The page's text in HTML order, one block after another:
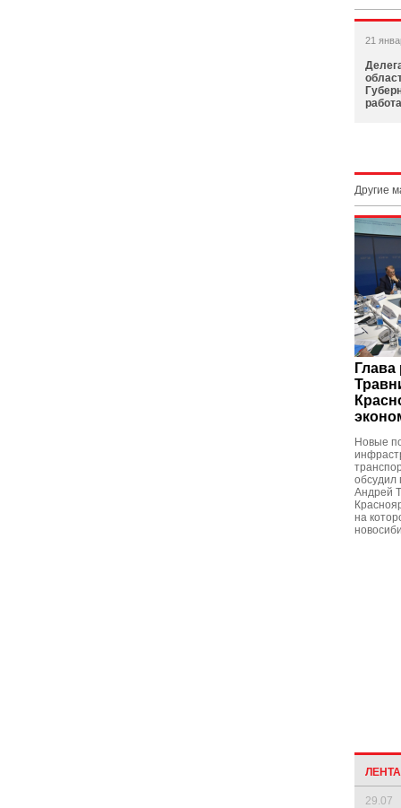
21
Другие
Новые
обсудил
Андрей
на
29.07